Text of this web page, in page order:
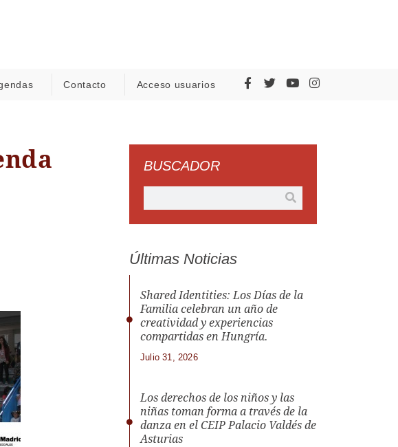
Contacto Acceso usuarios
BUSCADOR
Últimas Noticias
Shared Identities: Los Días de la
Familia celebran un año de
creatividad y experiencias
compartidas en Hungría.
Julio 31, 2026
Los derechos de los niños y las
niñas toman forma a través de la
danza en el CEIP Palacio Valdés de
Asturias